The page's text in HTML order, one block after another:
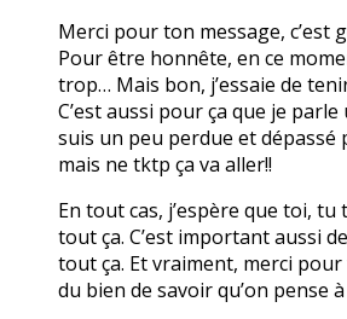
Merci pour ton message, c’est
Pour être honnête, en ce
trop… Mais bon, j’essaie de
C’est aussi pour ça que je
suis un peu perdue et dépassé
mais ne tktp ça va aller!!
En tout cas, j’espère que toi, tu
tout ça. C’est important aussi
tout ça. Et vraiment, merci
du bien de savoir qu’on pense